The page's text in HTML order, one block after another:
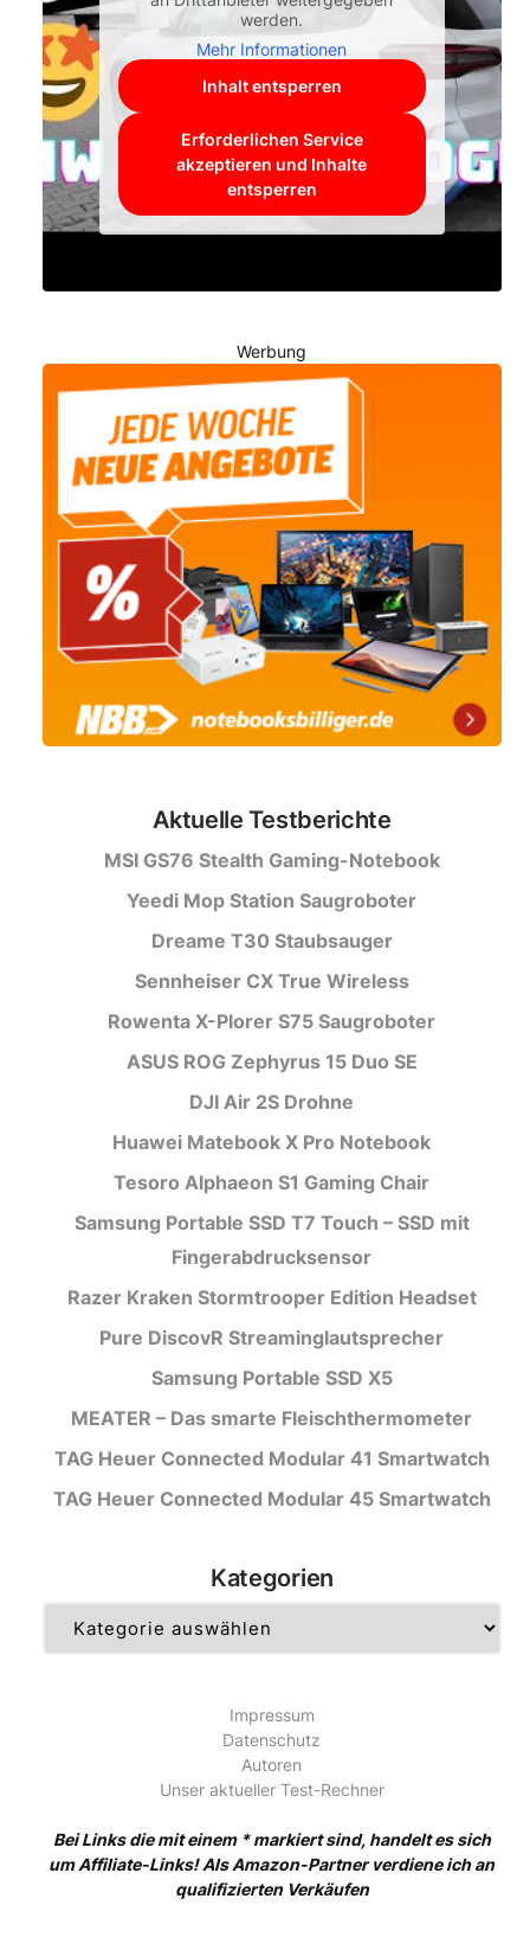
werden.
Mehr Informationen
Inhalt entsperren
Erforderlichen Service
akzeptieren und Inhalte
entsperren
Werbung
Aktuelle Testberichte
MSI GS76 Stealth Gaming-Notebook
Yeedi Mop Station Saugroboter
Dreame T30 Staubsauger
Sennheiser CX True Wireless
Rowenta X-Plorer S75 Saugroboter
ASUS ROG Zephyrus 15 Duo SE
DJI Air 2S Drohne
Huawei Matebook X Pro Notebook
Tesoro Alphaeon S1 Gaming Chair
Samsung Portable SSD T7 Touch – SSD mit
Fingerabdrucksensor
Razer Kraken Stormtrooper Edition Headset
Pure DiscovR Streaminglautsprecher
Samsung Portable SSD X5
MEATER – Das smarte Fleischthermometer
TAG Heuer Connected Modular 41 Smartwatch
TAG Heuer Connected Modular 45 Smartwatch
Kategorien
Impressum
Datenschutz
Autoren
Unser aktueller Test-Rechner
Bei Links die mit einem * markiert sind, handelt es sich
um Affiliate-Links! Als Amazon-Partner verdiene ich an
qualifizierten Verkäufen